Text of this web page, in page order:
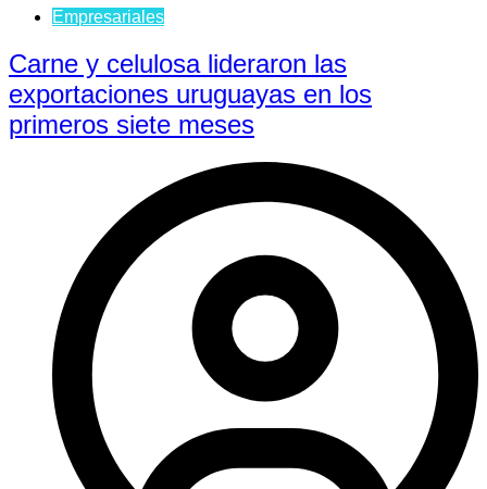
Empresariales
Carne y celulosa lideraron las
exportaciones uruguayas en los
primeros siete meses